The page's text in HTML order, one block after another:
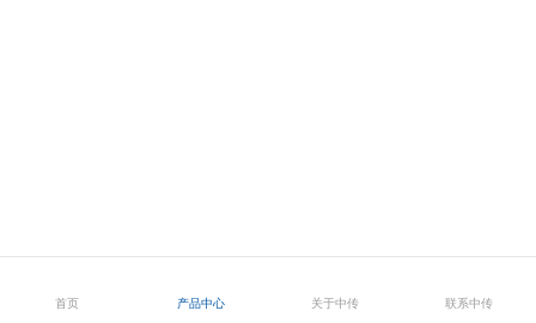
首页 产品中心 关于中传 联系中传